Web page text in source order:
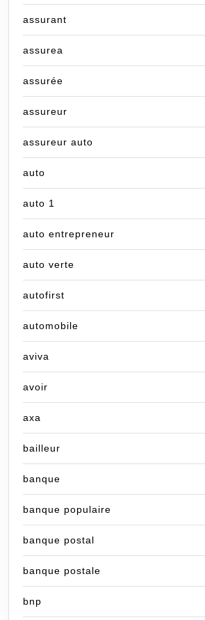
assurant
assurea
assurée
assureur
assureur auto
auto
auto 1
auto entrepreneur
auto verte
autofirst
automobile
aviva
avoir
axa
bailleur
banque
banque populaire
banque postal
banque postale
bnp